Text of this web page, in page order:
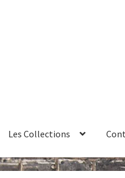
Les Collections
de venteContact